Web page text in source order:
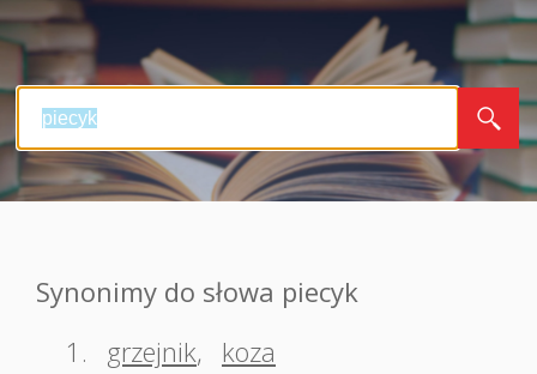
Synonimy do słowa piecyk
1.
grzejnik, koza